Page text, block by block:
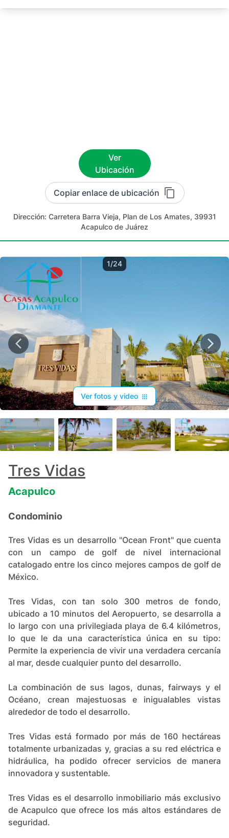
Ver
Ubicación
Copiar enlace de ubicación
Dirección: Carretera Barra Vieja, Plan de Los Amates, 39931
Acapulco de Juárez
1/24
Ver fotos y video
Tres Vidas
Acapulco
Condominio
Tres Vidas es un desarrollo "Ocean Front" que cuenta
con un campo de golf de nivel internacional
catalogado entre los cinco mejores campos de golf de
México.
Tres Vidas, con tan solo 300 metros de fondo,
ubicado a 10 minutos del Aeropuerto, se desarrolla a
lo largo con una privilegiada playa de 6.4 kilómetros,
lo que le da una característica única en su tipo:
Permite la experiencia de vivir una verdadera cercanía
al mar, desde cualquier punto del desarrollo.
La combinación de sus lagos, dunas, fairways y el
Océano, crean majestuosas e inigualables vistas
alrededor de todo el desarrollo.
Tres Vidas está formado por más de 160 hectáreas
totalmente urbanizadas y, gracias a su red eléctrica e
hidráulica, ha podido ofrecer servicios de manera
innovadora y sustentable.
Tres Vidas es el desarrollo inmobiliario más exclusivo
de Acapulco que ofrece los más altos estándares de
seguridad.